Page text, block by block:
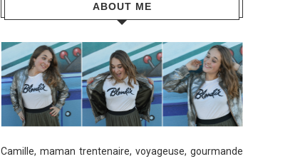
ABOUT ME
Camille, maman trentenaire, voyageuse, gourmande